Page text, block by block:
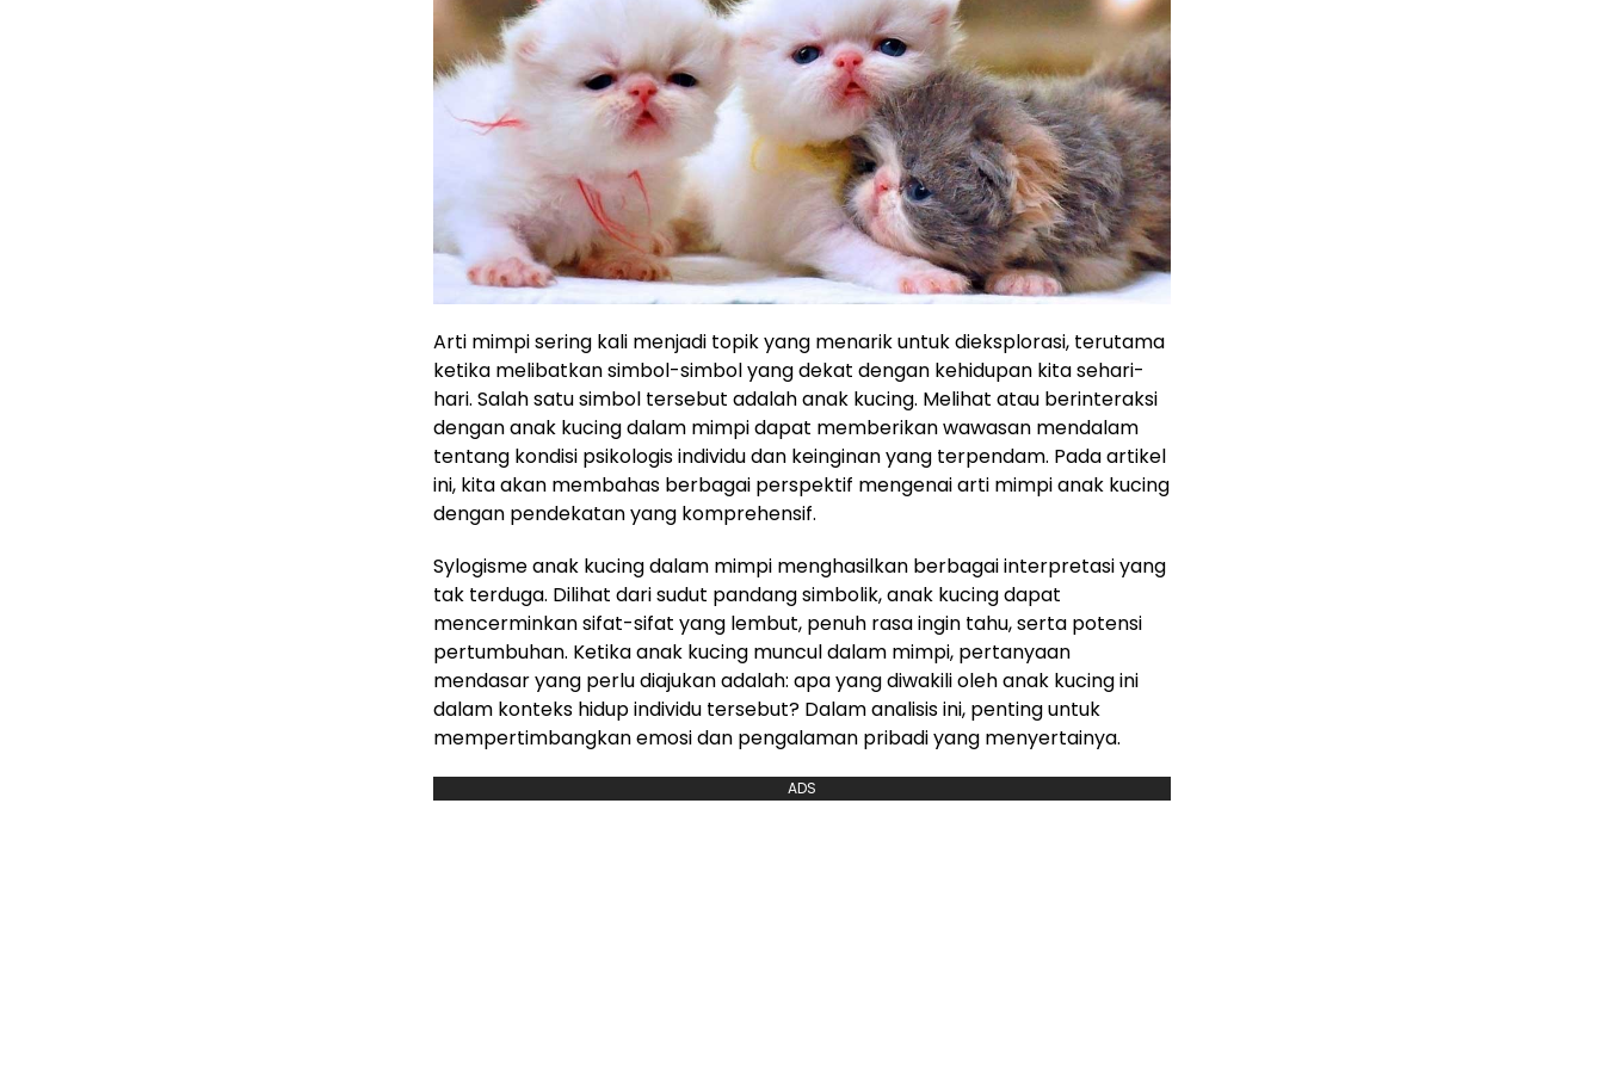
Arti mimpi sering kali menjadi topik yang menarik untuk dieksplorasi, terutama
ketika melibatkan simbol-simbol yang dekat dengan kehidupan kita sehari-
hari. Salah satu simbol tersebut adalah anak kucing. Melihat atau berinteraksi
dengan anak kucing dalam mimpi dapat memberikan wawasan mendalam
tentang kondisi psikologis individu dan keinginan yang terpendam. Pada artikel
ini, kita akan membahas berbagai perspektif mengenai arti mimpi anak kucing
dengan pendekatan yang komprehensif.
Sylogisme anak kucing dalam mimpi menghasilkan berbagai interpretasi yang
tak terduga. Dilihat dari sudut pandang simbolik, anak kucing dapat
mencerminkan sifat-sifat yang lembut, penuh rasa ingin tahu, serta potensi
pertumbuhan. Ketika anak kucing muncul dalam mimpi, pertanyaan
mendasar yang perlu diajukan adalah: apa yang diwakili oleh anak kucing ini
dalam konteks hidup individu tersebut? Dalam analisis ini, penting untuk
mempertimbangkan emosi dan pengalaman pribadi yang menyertainya.
ADS